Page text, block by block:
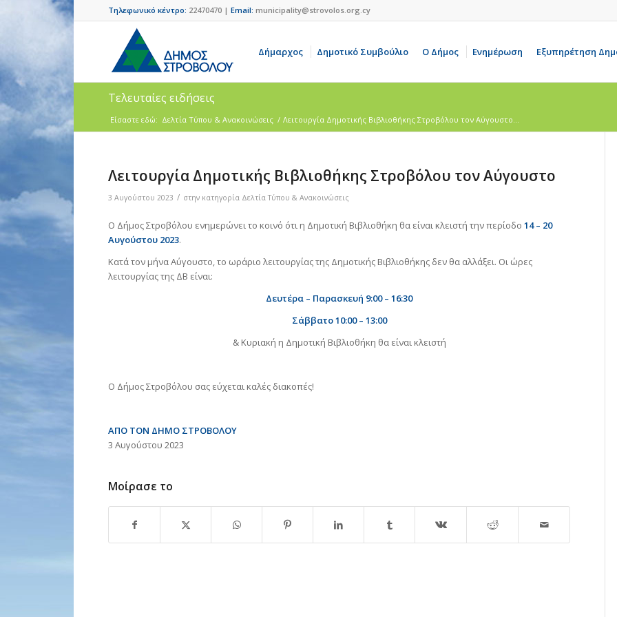
Τηλεφωνικό κέντρο: 22470470 | Email: municipality@strovolos.org.cy
Δήμαρχος Δημοτικό Συμβούλιο Ο Δήμος Ενημέρωση Εξυπηρέτηση
Τελευταίες ειδήσεις
Είσαστε εδώ: Δελτία Τύπου & Ανακοινώσεις / Λειτουργία Δημοτικής Βιβλιοθήκης Στροβόλου τον Αύγουστο...
Λειτουργία Δημοτικής Βιβλιοθήκης Στροβόλου τον Αύγουστο
3 Αυγούστου 2023 / στην κατηγορία Δελτία Τύπου & Ανακοινώσεις
Ο Δήμος Στροβόλου ενημερώνει το κοινό ότι η Δημοτική Βιβλιοθήκη θα είναι κλειστή την περίοδο 14 – 20
Αυγούστου 2023.
Κατά τον μήνα Αύγουστο, το ωράριο λειτουργίας της Δημοτικής Βιβλιοθήκης δεν θα αλλάξει. Οι ώρες
λειτουργίας της ΔΒ είναι:
Δευτέρα – Παρασκευή 9:00 – 16:30
Σάββατο10:00 – 13:00
& Κυριακή η Δημοτική Βιβλιοθήκη θα είναι κλειστή
Ο Δήμος Στροβόλου σας εύχεται καλές διακοπές!
ΑΠΟ ΤΟΝ ΔΗΜΟ ΣΤΡΟΒΟΛΟΥ
3 Αυγούστου 2023
Μοίρασε το